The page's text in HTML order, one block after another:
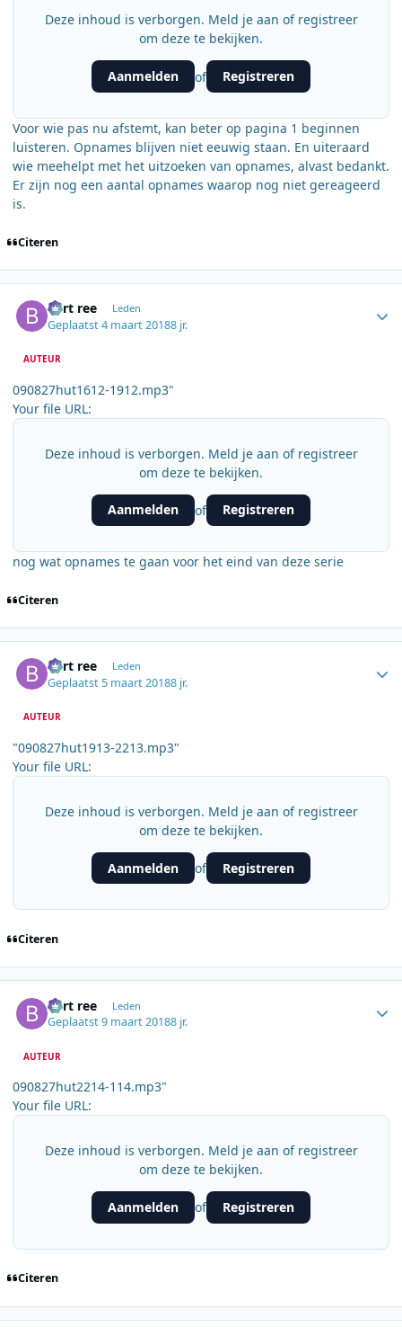
Deze inhoud is verborgen. Meld je aan of registreer
om deze te bekijken.
Aanmelden of Registreren
Voor wie pas nu afstemt, kan beter op pagina 1 beginnen
luisteren. Opnames blijven niet eeuwig staan. En uiteraard
wie meehelpt met het uitzoeken van opnames, alvast bedankt.
Er zijn nog een aantal opnames waarop nog niet gereageerd
is.
Citeren
bert ree Leden
Geplaatst4 maart 20188 jr.
AUTEUR
090827hut1612-1912.mp3"
Your file URL:
Deze inhoud is verborgen. Meld je aan of registreer
om deze te bekijken.
Aanmelden of Registreren
nog wat opnames te gaan voor het eind van deze serie
Citeren
bert ree Leden
Geplaatst 5 maart 20188 jr.
AUTEUR
"090827hut1913-2213.mp3"
Your file URL:
Deze inhoud is verborgen. Meld je aan of registreer
om deze te bekijken.
Aanmelden of Registreren
Citeren
bert ree Leden
Geplaatst9 maart 20188 jr.
AUTEUR
090827hut2214-114.mp3"
Your file URL:
Deze inhoud is verborgen. Meld je aan of registreer
om deze te bekijken.
Aanmelden of Registreren
Citeren